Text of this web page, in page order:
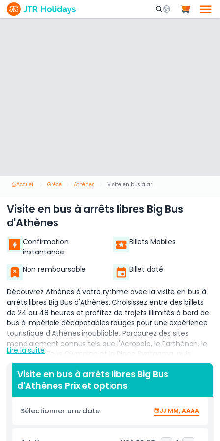
Mobile Search
Accueil Grèce Athènes Visite en bus à arrêts libres Big Bus d'Athènes
Visite en bus à arrêts libres Big Bus
d'Athènes
Confirmation
instantanée
Billets Mobiles
Non remboursable Billet daté
Découvrez Athènes à votre rythme avec la visite en bus à
arrêts libres Big Bus d'Athènes. Choisissez entre des billets
de 24 ou 48 heures et profitez de trajets illimités à bord de
bus à impériale décapotables rouges pour une expérience
touristique d'Athènes inoubliable. Parcourez des sites
mondialement connus tels que l'Acropole, le Parthénon, le
Temple de Zeus Olympien et la Place Syntagma, puis
descendez à n'importe quel arrêt pour explorer des
quartiers historiques comme Plaka, Monastiraki et le Musée
archéologique national. Votre billet Big Bus Athènes inclut
un commentaire audio immersif et multilingue qui fait
revivre le patrimoine ancien et la culture moderne de la
Grèce pendant vos trajets. Restez connecté grâce au Wi‑Fi
direct via l'application Big Bus. Que vous admiriez les vues
Lire la suite
Visite en bus à arrêts libres Big Bus
d'Athènes Prix et options
Sélectionner une date JJ MM, AAAA